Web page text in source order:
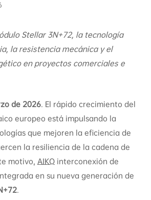
Stellar 3N+72, la tecnología
la resistencia mecánica y el
en proyectos comerciales e
de 2026. El rápido crecimiento del
europeo está impulsando la
que mejoren la eficiencia de
la resiliencia de la cadena de
motivo, AIKOinterconexión de
en su nueva generación de
.